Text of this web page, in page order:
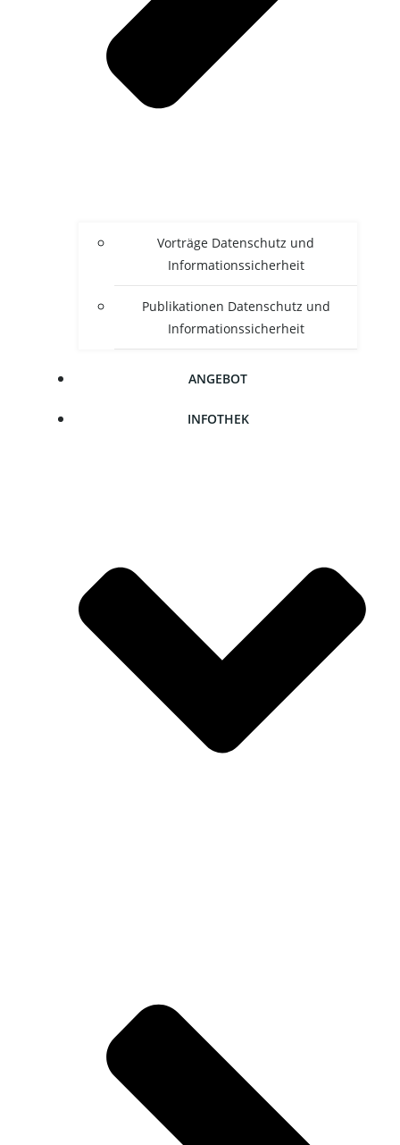
Vor­trä­ge Daten­schutz und
Informationssicherheit
Publi­ka­tio­nen Daten­schutz und
Informationssicherheit
ANGE­BOT
INFO­THEK